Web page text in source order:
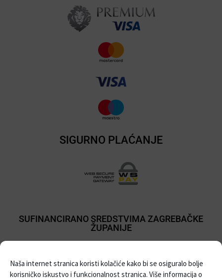
Naša internet stranica koristi kolačiće kako bi se osiguralo bolje
korisničko iskustvo i funkcionalnost stranica. Više informacija o
SIGURNO PLAĆANJE
SUFINANCIRANO SREDSTVIMA ZAGREBAČKE
ŽUPANIJE